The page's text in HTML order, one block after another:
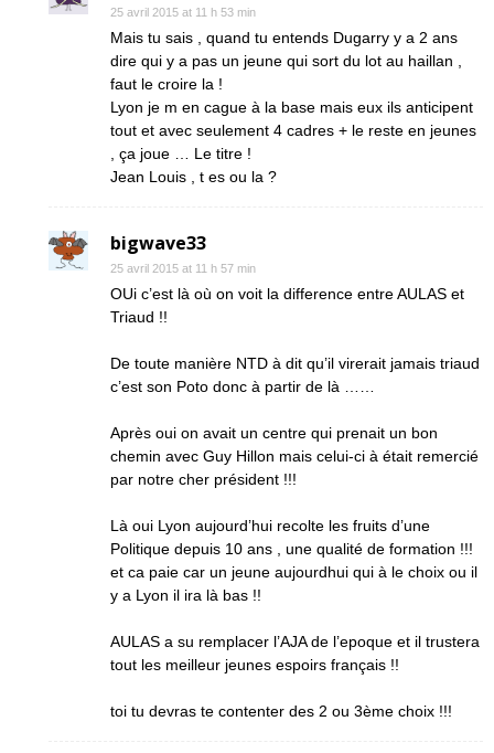
25 avril 2015 at 11 h 53 min
Mais tu sais , quand tu entends Dugarry y a 2 ans
dire qui y a pas un jeune qui sort du lot au haillan ,
faut le croire la !
Lyon je m en cague à la base mais eux ils anticipent
tout et avec seulement 4 cadres + le reste en jeunes
, ça joue … Le titre !
Jean Louis , t es ou la ?
bigwave33
25 avril 2015 at 11 h 57 min
OUi c’est là où on voit la difference entre AULAS et
Triaud !!
De toute manière NTD à dit qu’il virerait jamais triaud
c’est son Poto donc à partir de là ……
Après oui on avait un centre qui prenait un bon
chemin avec Guy Hillon mais celui-ci à était remercié
par notre cher président !!!
Là oui Lyon aujourd’hui recolte les fruits d’une
Politique depuis 10 ans , une qualité de formation !!!
et ca paie car un jeune aujourdhui qui à le choix ou il
y a Lyon il ira là bas !!
AULAS a su remplacer l’AJA de l’epoque et il trustera
tout les meilleur jeunes espoirs français !!
toi tu devras te contenter des 2 ou 3ème choix !!!